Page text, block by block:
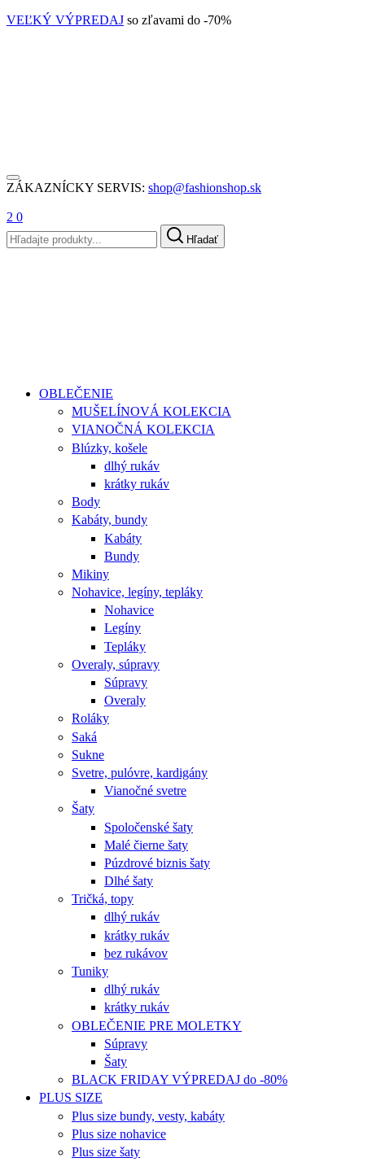
VEĽKÝ VÝPREDAJ so zľavami do -70%
ZÁKAZNÍCKY SERVIS: shop@fashionshop.sk
2 0
Hľadať
OBLEČENIE
MUŠELÍNOVÁ KOLEKCIA
VIANOČNÁ KOLEKCIA
Blúzky, košele
dlhý rukáv
krátky rukáv
Body
Kabáty, bundy
Kabáty
Bundy
Mikiny
Nohavice, legíny, tepláky
Nohavice
Legíny
Tepláky
Overaly, súpravy
Súpravy
Overaly
Roláky
Saká
Sukne
Svetre, pulóvre, kardigány
Vianočné svetre
Šaty
Spoločenské šaty
Malé čierne šaty
Púzdrové biznis šaty
Dlhé šaty
Tričká, topy
dlhý rukáv
krátky rukáv
bez rukávov
Tuniky
dlhý rukáv
krátky rukáv
OBLEČENIE PRE MOLETKY
Súpravy
Šaty
BLACK FRIDAY VÝPREDAJ do -80%
PLUS SIZE
Plus size bundy, vesty, kabáty
Plus size nohavice
Plus size šaty